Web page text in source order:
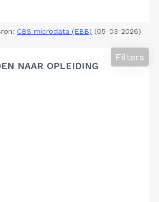
CBS microdata (EBB) (05-03-2026)
NAAR OPLEIDING
Filters